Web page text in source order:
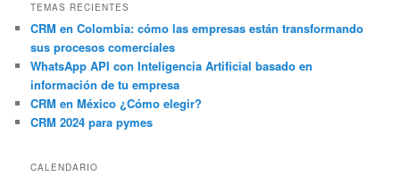
TEMAS RECIENTES
CRM en Colombia: cómo las empresas están transformando
sus procesos comerciales
WhatsApp API con Inteligencia Artificial basado en
información de tu empresa
CRM en México ¿Cómo elegir?
CRM 2024 para pymes
CALENDARIO